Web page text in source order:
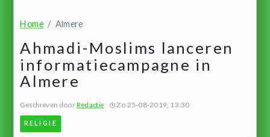
Home Almere
Ahmadi-Moslims lanceren
informatiecampagne in
Almere
Geschreven doorRedactie Zo 25-08-2019, 13:30
RELIGIE